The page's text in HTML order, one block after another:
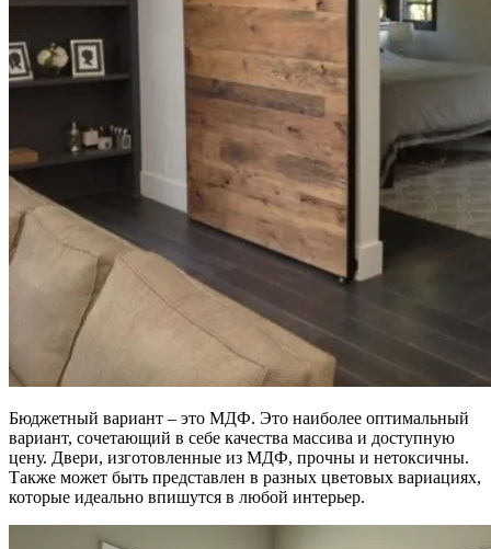
Бюджетный вариант – это МДФ. Это наиболее оптимальный
вариант, сочетающий в себе качества массива и доступную
цену. Двери, изготовленные из МДФ, прочны и нетоксичны.
Также может быть представлен в разных цветовых вариациях,
которые идеально впишутся в любой интерьер.